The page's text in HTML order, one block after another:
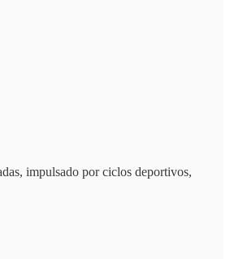
impulsado por ciclos deportivos,